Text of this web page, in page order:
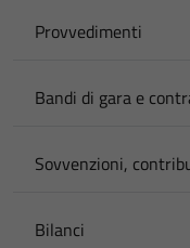
Provvedimenti
Bandi di gara e
Sovvenzioni,
Bilanci